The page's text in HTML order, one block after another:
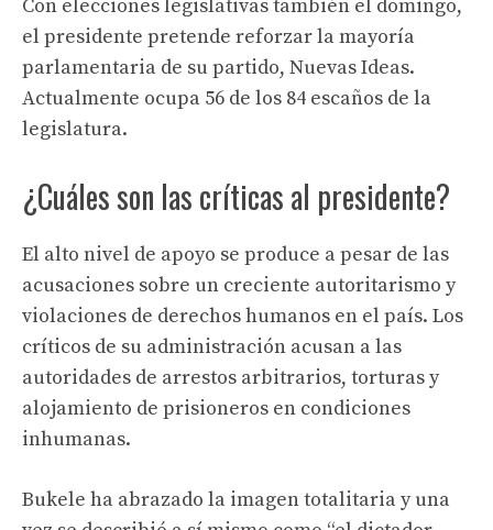
Con elecciones legislativas también el domingo,
el presidente pretende reforzar la mayoría
parlamentaria de su partido, Nuevas Ideas.
Actualmente ocupa 56 de los 84 escaños de la
legislatura.
¿Cuáles son las críticas al presidente?
El alto nivel de apoyo se produce a pesar de las
acusaciones sobre un creciente autoritarismo y
violaciones de derechos humanos en el país. Los
críticos de su administración acusan a las
autoridades de arrestos arbitrarios, torturas y
alojamiento de prisioneros en condiciones
inhumanas.
Bukele ha abrazado la imagen totalitaria y una